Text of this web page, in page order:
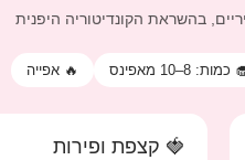
בהשראת הקונדיטוריה היפנית
כמות: 8–10 מאפינס 🔥 אפייה
🍓 קצפת ופירות